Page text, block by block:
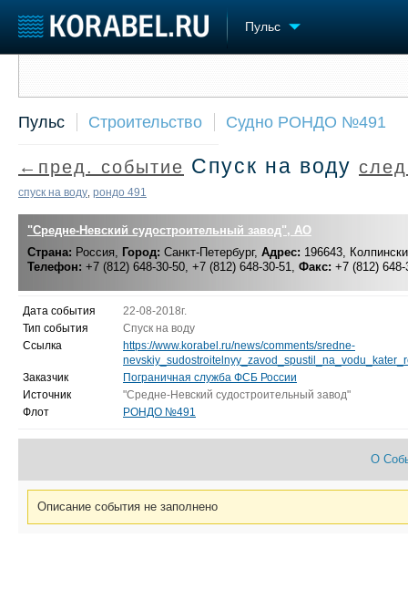
Пульс
Судостроение
Пульс
Компании
Репутация
Крюинг
Журнал
Реклама
Торговая площадка
Доска объявлений
Оборудование
Услуги
Словарь
Пульс Строительство Судно РОНДО №491
←пред. событие Спуск на воду
спуск на воду рондо 491
"Средне-Невский судостроительный завод", АО
Страна: Россия, Город: Санкт-Петербург, Адрес: 196643,
Телефон: +7 (812) 648-30-50, +7 (812) 648-30-51, Факс: +7 (812) 648-
Дата события
22-08-2018г.
Тип события
Спуск на воду
Ссылка
https://www.korabel.ru/news/comments/sredne-
Заказчик
Пограничная служба ФСБ России
Источник
"Средне-Невский судостроительный завод"
Флот
РОНДО №491
О
Описание события не заполнено